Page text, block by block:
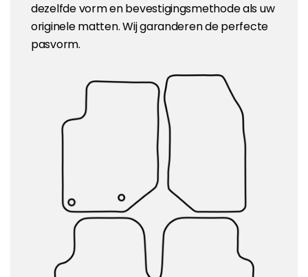
dezelfde vorm en bevestigingsmethode als uw
originele matten. Wij garanderen de perfecte
pasvorm.